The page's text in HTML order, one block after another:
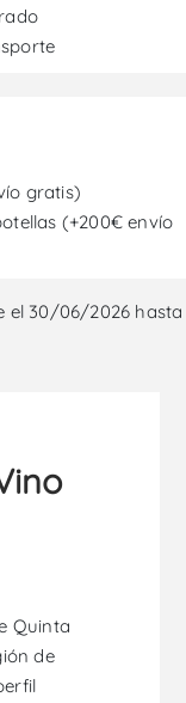
gratis)
(+200€ envío
el 30/06/2026 hasta
Quinta
de